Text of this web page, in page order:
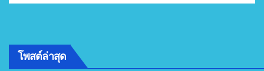
โพสต์ล่าสุด